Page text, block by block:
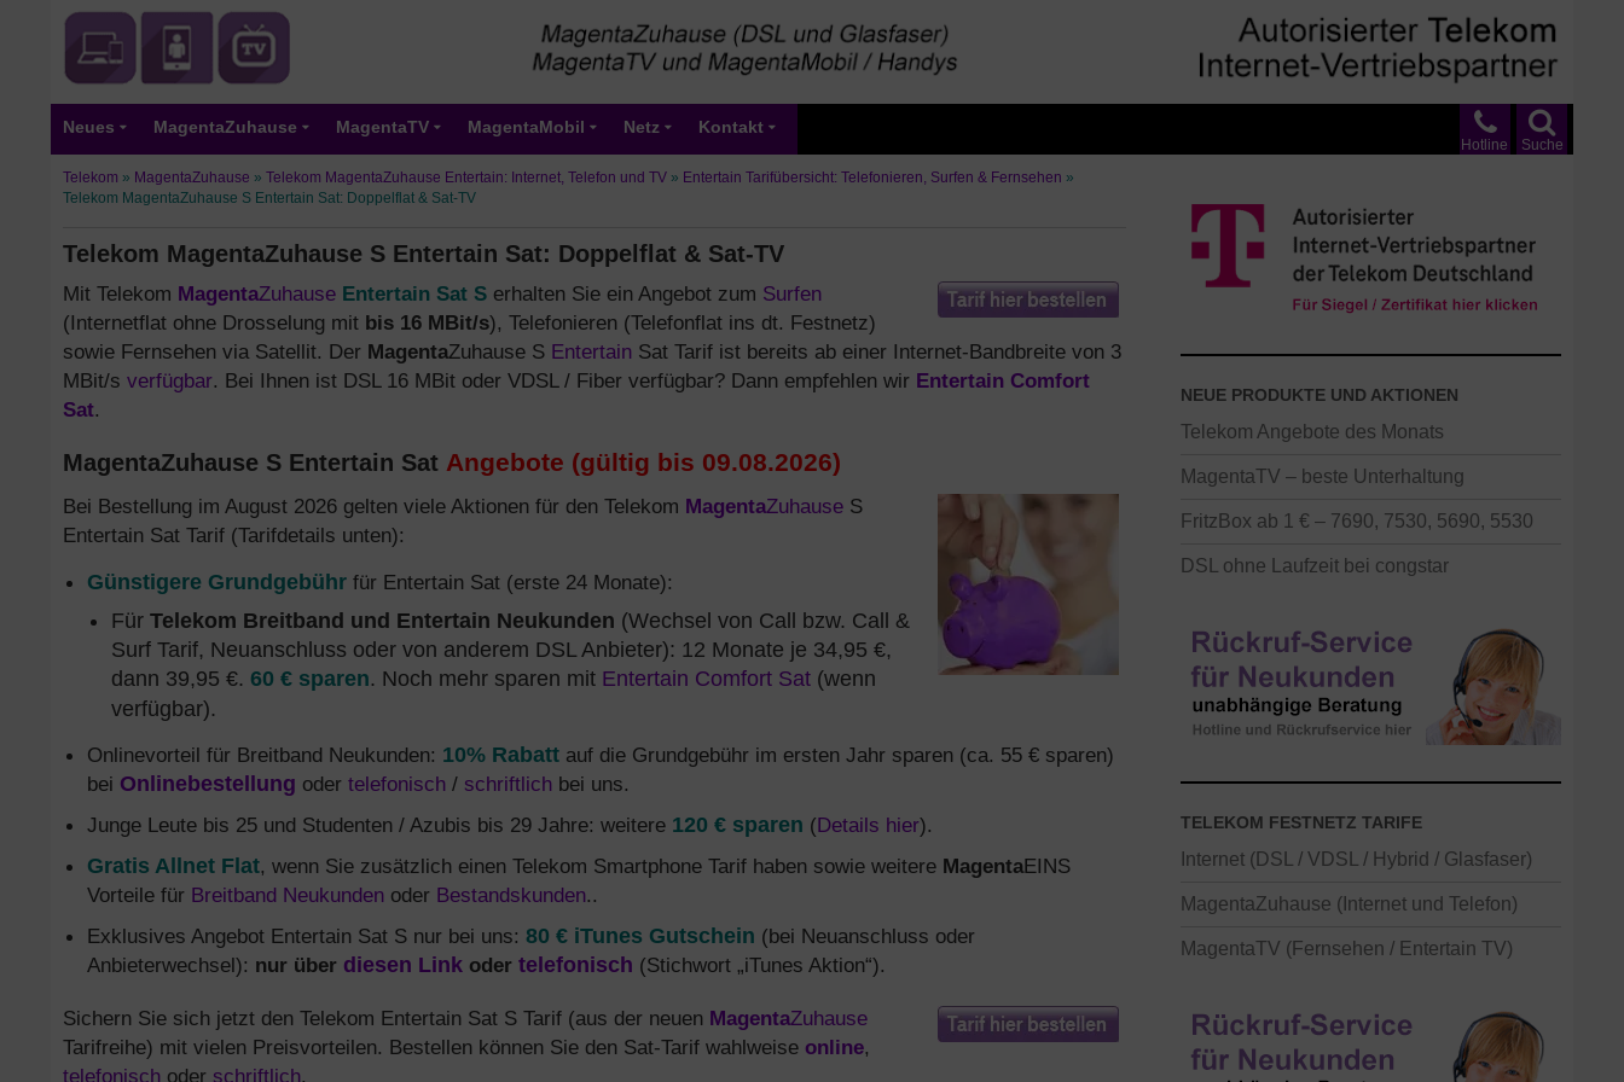
Suche
Hotline
Neues MagentaZuhause MagentaTV MagentaMobil Netz Kontakt
Telekom » MagentaZuhause » Telekom MagentaZuhause Entertain: Internet, Telefon und TV » Entertain Tarifübersicht: Telefonieren, Surfen & Fernsehen »
Telekom MagentaZuhause S Entertain Sat: Doppelflat & Sat-TV
Telekom MagentaZuhause S Entertain Sat: Doppelflat & Sat-TV
Mit Telekom MagentaZuhause Entertain Sat S erhalten Sie ein Angebot zum Surfen
(Internetflat ohne Drosselung mit bis 16 MBit/s), Telefonieren (Telefonflat ins dt. Festnetz)
sowie Fernsehen via Satellit. Der MagentaZuhause S Entertain Sat Tarif ist bereits ab einer Internet-Bandbreite von 3
MBit/s verfügbar. Bei Ihnen ist DSL 16 MBit oder VDSL / Fiber verfügbar? Dann empfehlen wir Entertain Comfort
Sat.
MagentaZuhause S Entertain Sat Angebote (gültig bis 09.08.2026)
Bei Bestellung im August 2026 gelten viele Aktionen für den Telekom MagentaZuhause S
Entertain Sat Tarif (Tarifdetails unten):
Günstigere Grundgebühr für Entertain Sat (erste 24 Monate):
Für Telekom Breitband und Entertain Neukunden (Wechsel von Call bzw. Call &
Surf Tarif, Neuanschluss oder von anderem DSL Anbieter): 12 Monate je 34,95 €,
dann 39,95 €. 60 € sparen. Noch mehr sparen mit Entertain Comfort Sat (wenn
verfügbar).
Onlinevorteil für Breitband Neukunden: 10% Rabatt auf die Grundgebühr im ersten Jahr sparen (ca. 55 € sparen)
bei Onlinebestellung oder telefonisch / schriftlich bei uns.
Junge Leute bis 25 und Studenten / Azubis bis 29 Jahre: weitere 120 € sparen (Details hier).
Gratis Allnet Flat, wenn Sie zusätzlich einen Telekom Smartphone Tarif haben sowie weitere MagentaEINS
Vorteile für Breitband Neukunden oder Bestandskunden..
Exklusives Angebot Entertain Sat S nur bei uns: 80 € iTunes Gutschein (bei Neuanschluss oder
Anbieterwechsel): nur über diesen Link oder telefonisch (Stichwort „iTunes Aktion“).
Sichern Sie sich jetzt den Telekom Entertain Sat S Tarif (aus der neuen MagentaZuhause
Tarifreihe) mit vielen Preisvorteilen. Bestellen können Sie den Sat-Tarif wahlweise online,
telefonisch oder schriftlich.
NEUE PRODUKTE UND AKTIONEN
Telekom Angebote des Monats
MagentaTV – beste Unterhaltung
FritzBox ab 1 € – 7690, 7530, 5690, 5530
DSL ohne Laufzeit bei congstar
TELEKOM FESTNETZ TARIFE
Internet (DSL / VDSL / Hybrid / Glasfaser)
MagentaZuhause (Internet und Telefon)
MagentaTV (Fernsehen / Entertain TV)